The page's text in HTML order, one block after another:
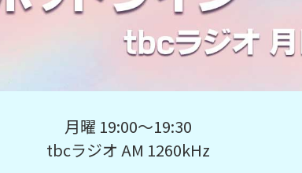
月曜 19:00～19:30
tbcラジオ AM 1260kHz